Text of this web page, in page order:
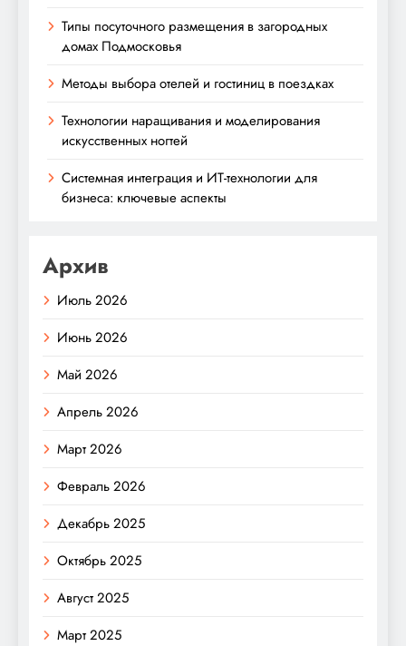
Типы посуточного размещения в загородных
домах Подмосковья
Методы выбора отелей и гостиниц в поездках
Технологии наращивания и моделирования
искусственных ногтей
Системная интеграция и ИТ-технологии для
бизнеса: ключевые аспекты
Архив
Июль 2026
Июнь 2026
Май 2026
Апрель 2026
Март 2026
Февраль 2026
Декабрь 2025
Октябрь 2025
Август 2025
Март 2025